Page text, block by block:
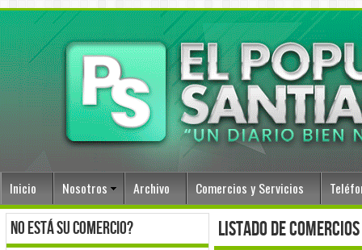
Inicio Nosotros Archivo Comercios y Servicios
no está su comercio? listado de